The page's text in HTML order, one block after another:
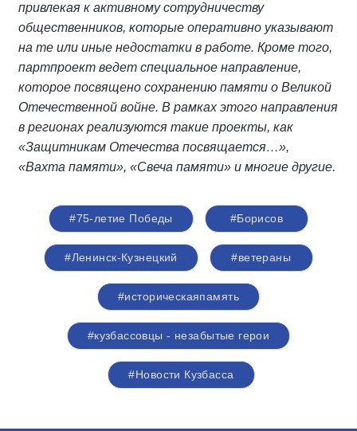
привлекая к активному сотрудничеству
общественников, которые оперативно указывают
на те или иные недостатки в работе. Кроме того,
партпроект ведет специальное направление,
которое посвящено сохранению памяти о Великой
Отечественной войне. В рамках этого направления
в регионах реализуются такие проекты, как
«Защитникам Отечества посвящается…»,
«Вахта памяти», «Свеча памяти» и многие другие.
#75-летие Победы #Борисов
#Ленинск-Кузнецкий #ветераны
#историческаяпамять
#кузбассовцы - незабытые герои
#Новости Кузбасса